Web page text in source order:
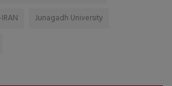
Junagadh University